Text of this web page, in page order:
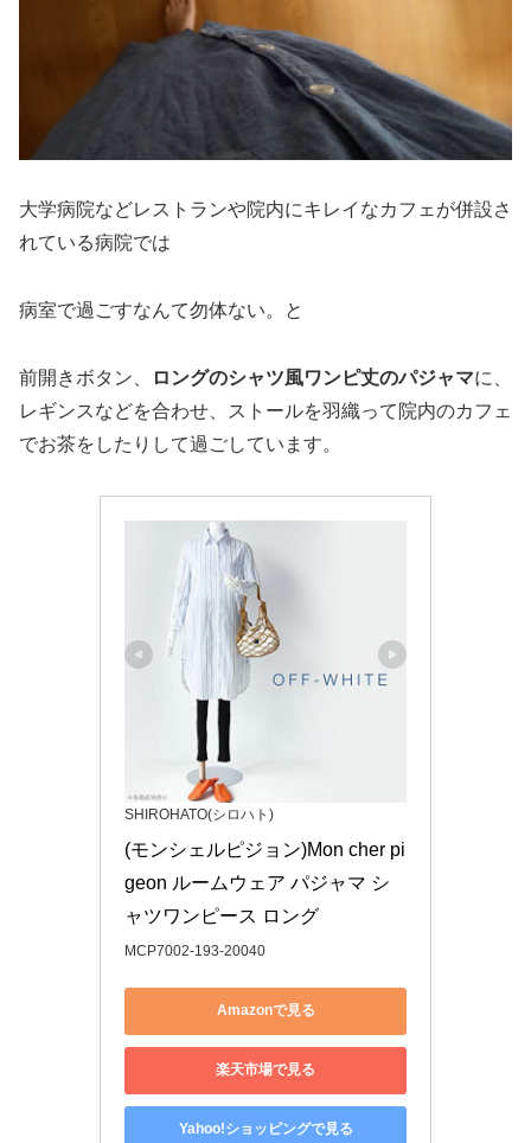
大学病院などレストランや院内にキレイなカフェが併設さ
れている病院では
病室で過ごすなんて勿体ない。と
前開きボタン、 ロングのシャツ風ワンピ丈のパジャマに、
レギンスなどを合わせ、ストールを羽織って院内のカフェ
でお茶をしたりして過ごしています。
SHIROHATO(シロハト)
(モンシェルピジョン)Mon cher pi
geon ルームウェア パジャマ シ
ャツワンピース ロング
MCP7002-193-20040
Amazonで見る
楽天市場で見る
Yahoo!ショッピングで見る